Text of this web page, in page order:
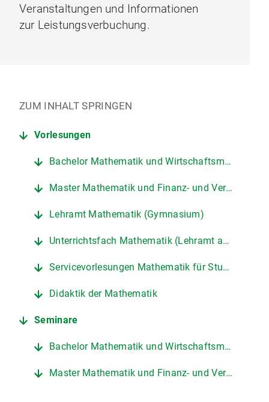
Veranstaltungen und Informationen
zur Leistungsverbuchung.
ZUM INHALT SPRINGEN
Vorlesungen
Bachelor Mathematik und Wirtschaftsmathematik
Master Mathematik und Finanz- und Versicherungsmathematik
Lehramt Mathematik (Gymnasium)
Unterrichtsfach Mathematik (Lehramt an Grund-, Mittel- und Realschulen)
Servicevorlesungen Mathematik für Studierende anderer Fachrichtungen
Didaktik der Mathematik
Seminare
Bachelor Mathematik und Wirtschaftsmathematik
Master Mathematik und Finanz- und Versicherungsmathematik